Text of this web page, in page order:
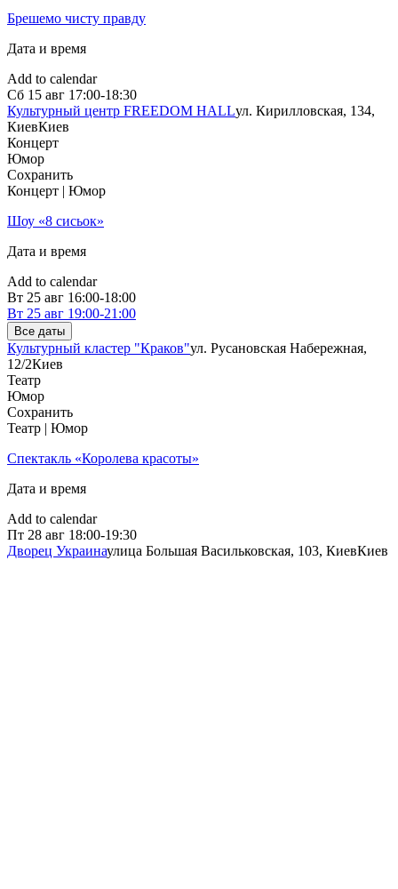
Брешемо чисту правду
Дата и время
Add to calendar
Сб 15 авг 17:00-18:30
Культурный центр FREEDOM HALLул. Кирилловская, 134,
КиевКиев
Концерт
Юмор
Сохранить
Концерт | Юмор
Шоу «8 сисьок»
Дата и время
Add to calendar
Вт 25 авг 16:00-18:00
Вт 25 авг 19:00-21:00
Все даты
Культурный кластер "Краков"ул. Русановская Набережная,
12/2Киев
Театр
Юмор
Сохранить
Театр | Юмор
Спектакль «Королева красоты»
Дата и время
Add to calendar
Пт 28 авг 18:00-19:30
Дворец Украинаулица Большая Васильковская, 103, КиевКиев